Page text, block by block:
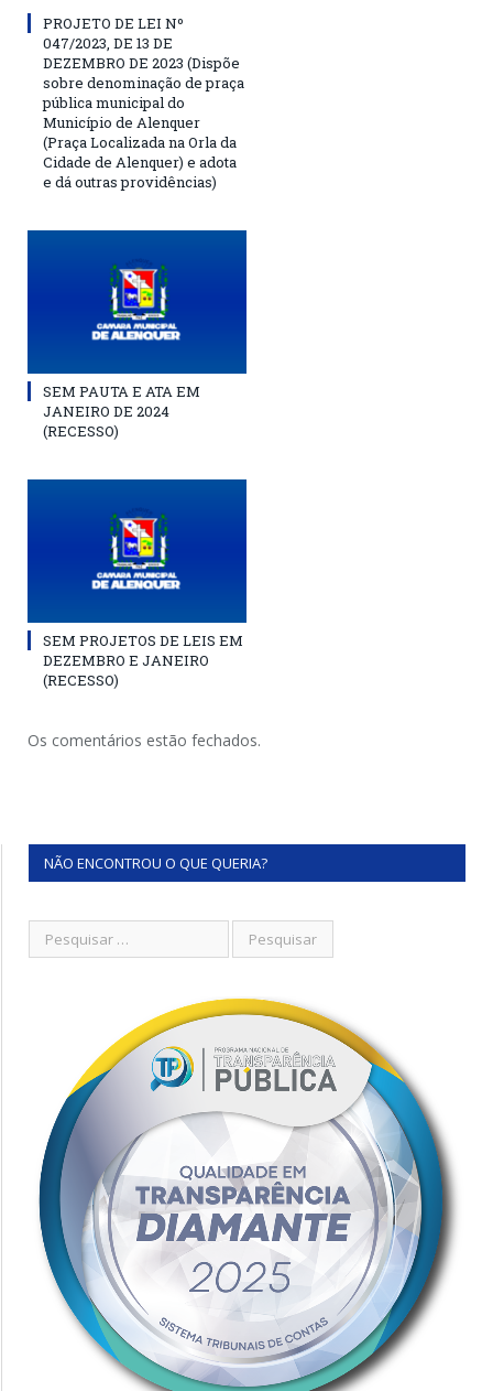
PROJETO DE LEI Nº
047/2023, DE 13 DE
DEZEMBRO DE 2023 (Dispõe
sobre denominação de praça
pública municipal do
Município de Alenquer
(Praça Localizada na Orla da
Cidade de Alenquer) e adota
e dá outras providências)
SEM PAUTA E ATA EM
JANEIRO DE 2024
(RECESSO)
SEM PROJETOS DE LEIS EM
DEZEMBRO E JANEIRO
(RECESSO)
Os comentários estão fechados.
NÃO ENCONTROU O QUE QUERIA?